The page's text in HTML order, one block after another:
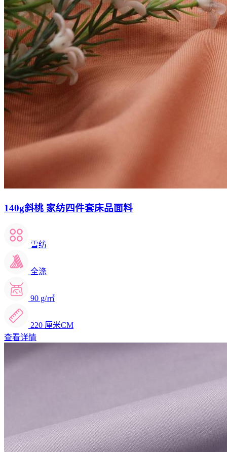
140g斜桃 家纺四件套床品面料
雪纺
全涤
90 g/㎡
220 厘米CM
查看详情